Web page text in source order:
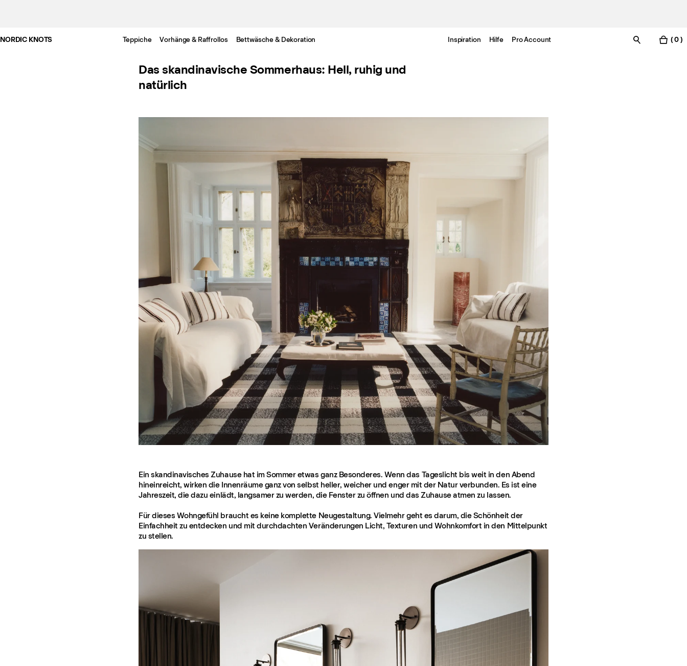
NORDIC KNOTS Teppiche Vorhänge & Raffrollos Bettwäsche & Dekoration Inspiration Hilfe Pro Account ( 0 )
Das skandinavische Sommerhaus: Hell, ruhig und
natürlich
Ein skandinavisches Zuhause hat im Sommer etwas ganz Besonderes. Wenn das Tageslicht bis weit in den Abend
hineinreicht, wirken die Innenräume ganz von selbst heller, weicher und enger mit der Natur verbunden. Es ist eine
Jahreszeit, die dazu einlädt, langsamer zu werden, die Fenster zu öffnen und das Zuhause atmen zu lassen.
Für dieses Wohngefühl braucht es keine komplette Neugestaltung. Vielmehr geht es darum, die Schönheit der
Einfachheit zu entdecken und mit durchdachten Veränderungen Licht, Texturen und Wohnkomfort in den Mittelpunkt
zu stellen.